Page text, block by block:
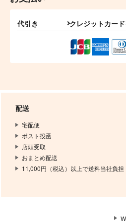
代引き クレジットカード
配送
宅配便
ポスト投函
店頭受取
おまとめ配送
11,000円（税込）以上で送料当社負担